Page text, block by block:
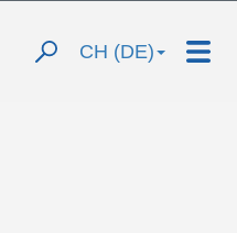
CH (DE)